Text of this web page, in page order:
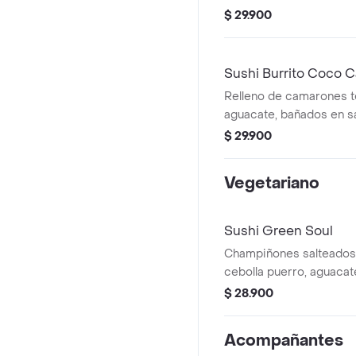
mayonesa ligeramente
$ 29.900
Sushi Burrito Coco
Relleno de camarones
aguacate, bañados en
crema de coco con un
$ 29.900
Vegetariano
Sushi Green Soul
Champiñones
cebolla puerro,
veggie con salsa tartar.
$ 28.900
Acompañantes